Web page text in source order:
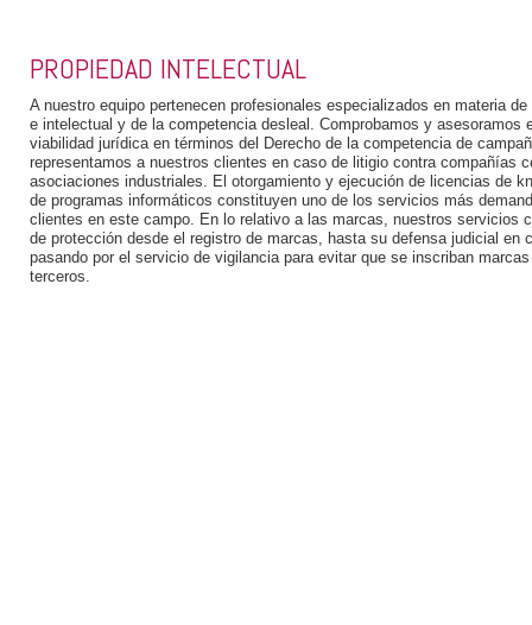
PROPIEDAD INTELECTUAL
A nuestro equipo pertenecen profesionales especializados en materia
e intelectual y de la competencia desleal. Comprobamos y asesoramos
viabilidad jurídica en términos del Derecho de la competencia de
representamos a nuestros clientes en caso de litigio contra compañías
asociaciones industriales. El otorgamiento y ejecución de licencias de
de programas informáticos constituyen uno de los servicios más
clientes en este campo. En lo relativo a las marcas, nuestros servicios
de protección desde el registro de marcas, hasta su defensa judicial en
pasando por el servicio de vigilancia para evitar que se inscriban
terceros.